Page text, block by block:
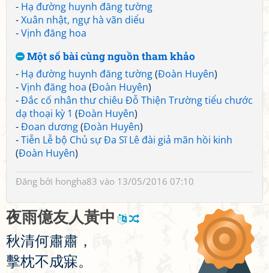
- Hạ đường huynh đăng tường
-Xuân nhật, ngự hà vãn diểu
-Vịnh đăng hoa
Một số bài cùng nguồn tham khảo
- Hạ đường huynh đăng tường(Đoàn Huyên)
-Vịnh đăng hoa (Đoàn Huyên)
-Đắc cố nhân thư chiêu Đỗ Thiện Trường tiểu chước
dạ thoại kỳ 1 (Đoàn Huyên)
-Đoan dương(Đoàn Huyên)
-Tiễn Lễ bộ Chủ sự Đa Sĩ Lê đài giả mãn hồi kinh
(Đoàn Huyên)
Đăng bởi hongha83 vào 13/05/2016 07:10
夜雨億友人黃中
秋清何肅肅 ，
擊枕不成寐。